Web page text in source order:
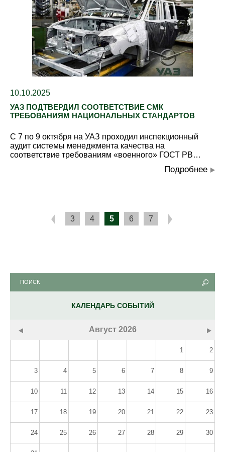
КАЛЕНДАРЬ СОБЫТИЙ
Август 2026
1 2
3 4 5 6 7 8 9
10 11 12 13 14 15 16
17 18 19 20 21 22 23
24 25 26 27 28 29 30
10.10.2025
УАЗ ПОДТВЕРДИЛ СООТВЕТСТВИЕ СМК
ТРЕБОВАНИЯМ НАЦИОНАЛЬНЫХ СТАНДАРТОВ
С 7 по 9 октября на УАЗ проходил инспекционный
аудит системы менеджмента качества на
соответствие требованиям «военного» ГОСТ РВ…
Подробнее
3 4 5 6 7